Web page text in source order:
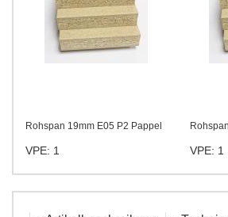
Rohspan 19mm E05 P2 Pappel
VPE: 1 VPE: 1